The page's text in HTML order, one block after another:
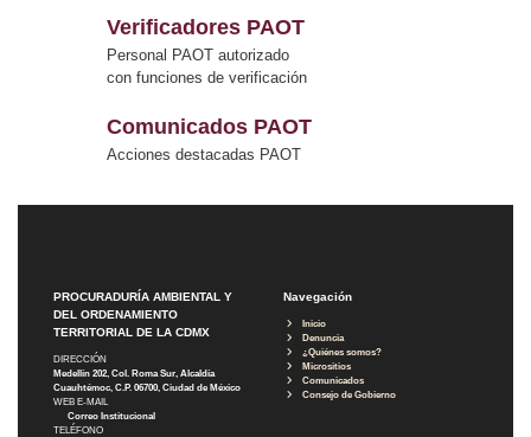
Verificadores PAOT
Personal PAOT autorizado
con funciones de verificación
Comunicados PAOT
Acciones destacadas PAOT
PROCURADURÍA AMBIENTAL Y
DEL ORDENAMIENTO
TERRITORIAL DE LA CDMX
DIRECCIÓN
Medellín 202, Col. Roma Sur, Alcaldía
Cuauhtémoc, C.P. 06700, Ciudad de México
WEB E-MAIL
Correo Institucional
TELÉFONO
Navegación
Inicio
Denuncia
¿Quiénes somos?
Micrositios
Comunicados
Consejo de Gobierno